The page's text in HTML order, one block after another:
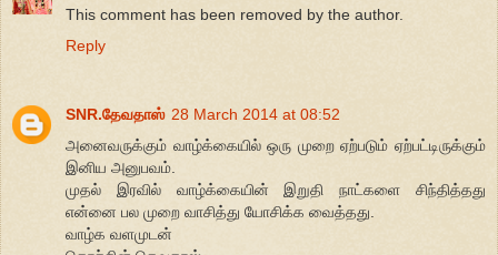
This comment has been removed by the author.
Reply
SNR.தேவதாஸ் 28 March 2014 at 08:52
அனைவருக்கும் வாழ்க்கையில் ஒரு முறை ஏற்படும் ஏற்பட்டிருக்கும்
இனிய அனுபவம்.
முதல் இரவில் வாழ்க்கையின் இறுதி நாட்களை சிந்தித்தது
என்னை பல முறை வாசித்து யோசிக்க வைத்தது.
வாழ்க வளமுடன்